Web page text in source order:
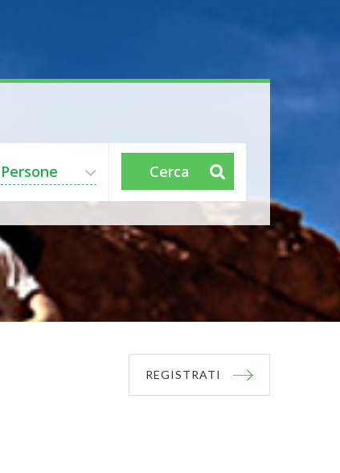
Persone Cerca
REGISTRATI